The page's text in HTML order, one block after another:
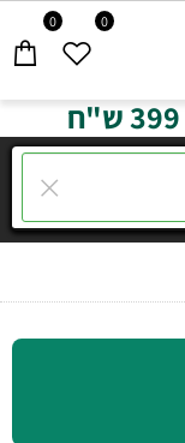
0 0